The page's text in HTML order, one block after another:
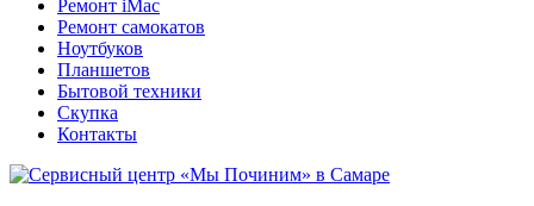
Ремонт iMac
Ремонт самокатов
Ноутбуков
Планшетов
Бытовой техники
Скупка
Контакты